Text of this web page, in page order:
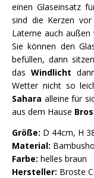
einen Glaseinsatz
sind die Kerzen
Laterne auch außen
Sie können den
befüllen, dann
das Windlicht
Wetter nicht so
Sahara alleine für
aus dem Hause
Größe: D 44cm, H
Material:
Farbe: helles braun
Hersteller: Broste